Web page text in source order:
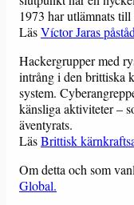
1973 har utlämnats
LäsVíctor Jaras
Hackergrupper med
intrång i den brittiska
system.
känsliga aktiviteter –
äventyrats.
LäsBrittisk
Om detta och som
Global.